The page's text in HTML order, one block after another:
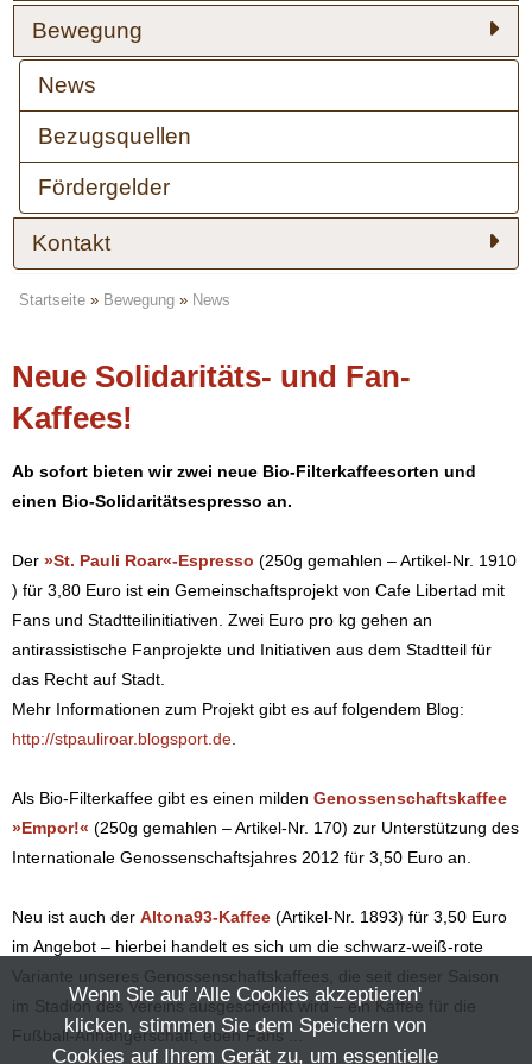
Bewegung
News
Bezugsquellen
Fördergelder
Kontakt
Startseite » Bewegung » News
Neue Solidaritäts- und Fan-
Kaffees!
Ab sofort bieten wir zwei neue Bio-Filterkaffeesorten und
einen Bio-Solidaritätsespresso an.
Der »St. Pauli Roar«-Espresso (250g gemahlen – Artikel-Nr. 1910
) für 3,80 Euro ist ein Gemeinschaftsprojekt von Cafe Libertad mit
Fans und Stadtteilinitiativen. Zwei Euro pro kg gehen an
antirassistische Fanprojekte und Initiativen aus dem Stadtteil für
das Recht auf Stadt.
Mehr Informationen zum Projekt gibt es auf folgendem Blog:
http://stpauliroar.blogsport.de
Als Bio-Filterkaffee gibt es einen milden Genossenschaftskaffee
»Empor!« (250g gemahlen – Artikel-Nr. 170) zur Unterstützung des
Internationale Genossenschaftsjahres 2012 für 3,50 Euro an.
Neu ist auch der Altona93-Kaffee (Artikel-Nr. 1893) für 3,50 Euro
im Angebot – hierbei handelt es sich um die schwarz-weiß-rote
Variante unseres Genossenschaftskaffees, die seit dieser Saison
im Stadion des Vereins ausgeschenkt wird – ein Kaffee für die
Fußball-Anhängerschaft, eben Fans ...
Wenn Sie auf 'Alle Cookies akzeptieren'
klicken, stimmen Sie dem Speichern von
Cookies auf Ihrem Gerät zu, um essentielle